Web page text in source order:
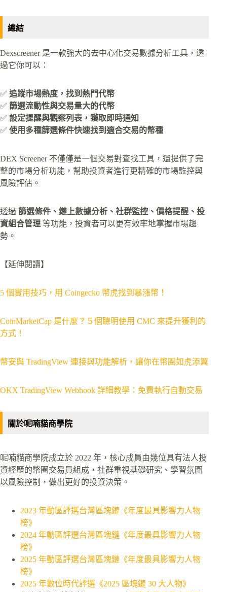
總結
Dexscreener 是一款強大的去中心化交易數據分析工具，透
過它你可以：
✅ 追蹤市場熱度，找到熱門代幣
✅ 篩選流動性與交易量大的代幣
✅ 設定提醒與觀察列表，獲取即時通知
✅ 使用多種篩選條件快速找到適合交易的幣種
DEX Screener 不僅僅是一個交易對查找工具，還提供了完
整的市場分析功能，幫助投資者進行更精確的市場監控與
風險評估。
透過 篩選條件、鏈上數據分析、社群監控、價格提醒、投
資組合管理 等功能，投資者可以更有效率地掌握市場趨
勢。
【延伸閱讀】
5 個實用技巧，用 Coingecko 幣虎找到暴漲幣！
CoinMarketCap 是什麼？５個聰明使用 CMC 來提升獲利的
方式！
幣安與 TradingView 連接與功能解析，讓你在幣圈如虎添翼
OKX TradingView Webhook 詳細教學：免費執行自動交易
關於呢喃貓商學院
呢喃貓商學院成立於 2022 年，核心成員由幾位具有法人投
資經歷的幣圈交易員組成，社群重視基礎研究、學習氛圍
以風險控制，做出更好的投資決策。
2023 年動區評選台灣區塊鏈《年度最具影響力人物
榜》
2024 年動區評選台灣區塊鏈《年度最具影響力人物
榜》
2025 年動區評選台灣區塊鏈《年度最具影響力人物
榜》
2025 年數位時代評選《2025 區塊鏈 30 大人物》